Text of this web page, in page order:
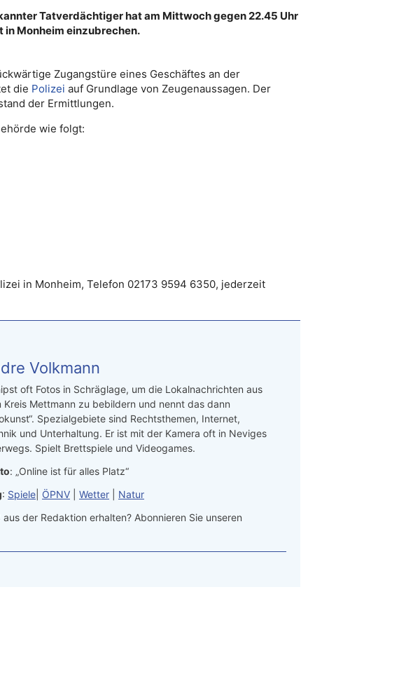
Tatverdächtiger hat am Mittwoch gegen 22.45 Uhr
Monheim einzubrechen.
Zugangstüre eines Geschäftes an der
die Polizei auf Grundlage von Zeugenaussagen. Der
der Ermittlungen.
wie folgt:
in Monheim, Telefon 02173 9594 6350, jederzeit
Volkmann
oft Fotos in Schräglage, um die Lokalnachrichten aus
Kreis Mettmann zu bebildern und nennt das dann
Spezialgebiete sind Rechtsthemen, Internet,
und Unterhaltung. Er ist mit der Kamera oft in Neviges
Spielt Brettspiele und Videogames.
: „Online ist für alles Platz“
: Spiele ÖPNV Wetter
Natur
der Redaktion erhalten? Abonnieren Sie unseren